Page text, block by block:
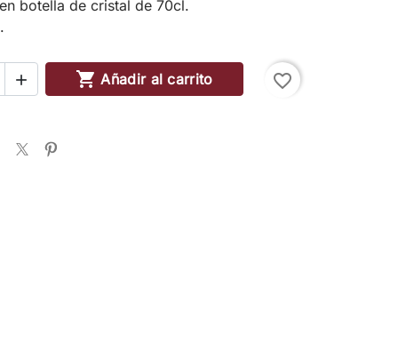
botella de cristal de 70cl.
  Añadir al carrito favorite_border